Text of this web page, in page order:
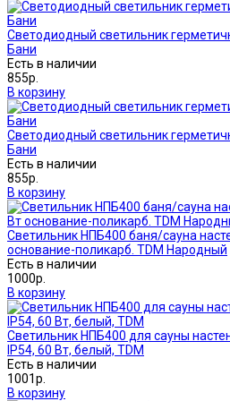
Светодиодный светильник
Бани
Есть в наличии
855р.
В корзину
Светодиодный светильник
Бани
Есть в наличии
855р.
В корзину
Светильник НПБ400 баня/сауна
основание-поликарб. TDM Народный
Есть в наличии
1000р.
В корзину
Светильник НПБ400 для сауны
IP54, 60 Вт, белый, TDM
Есть в наличии
1001р.
В корзину